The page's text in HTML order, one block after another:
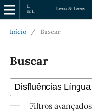
Início / Buscar
Buscar
Filtros avançados